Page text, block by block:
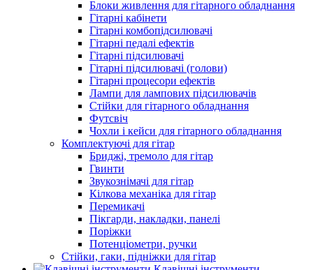
Блоки живлення для гітарного обладнання
Гітарні кабінети
Гітарні комбопідсилювачі
Гітарні педалі ефектів
Гітарні підсилювачі
Гітарні підсилювачі (голови)
Гітарні процесори ефектів
Лампи для лампових підсилювачів
Стійки для гітарного обладнання
Футсвіч
Чохли і кейси для гітарного обладнання
Комплектуючі для гітар
Бриджі, тремоло для гітар
Гвинти
Звукознімачі для гітар
Кілкова механіка для гітар
Перемикачі
Пікгарди, накладки, панелі
Поріжки
Потенціометри, ручки
Стійки, гаки, підніжки для гітар